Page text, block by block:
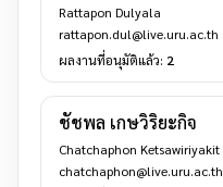
Rattapon Dulyala
rattapon.dul@live.uru.ac.th
ผลงานที่อนุมัติแล้ว: 2
ชัชพล เกษวิริยะกิจ
Chatchaphon Ketsawiriyakit
chatchaphon@live.uru.ac.th